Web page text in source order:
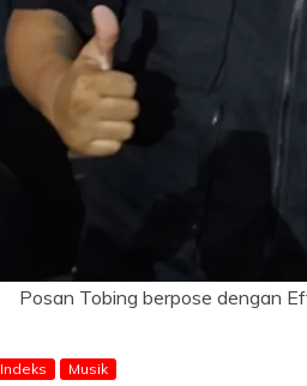
Posan Tobing berpose dengan
Indeks Musik